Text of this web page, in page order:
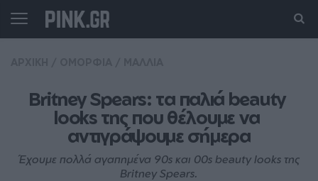
Britney Spears: τα παλιά beauty
looks της που θέλουμε να
αντιγράψουμε σήμερα
Έχουμε πολλά αγαπημένα 90s και 00s beauty looks της
Britney Spears.